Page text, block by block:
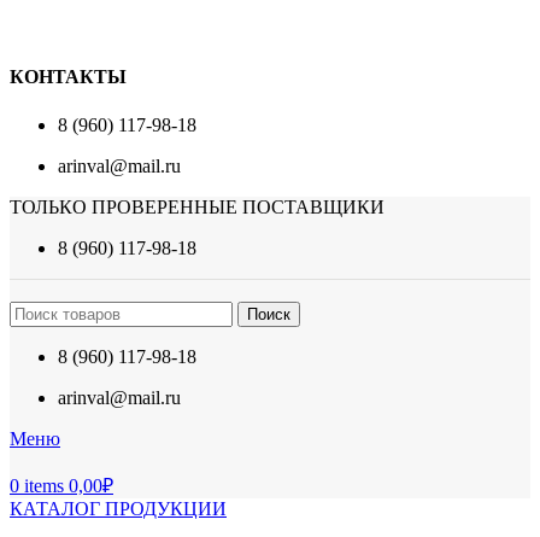
КОНТАКТЫ
8 (960) 117-98-18
arinval@mail.ru
ТОЛЬКО ПРОВЕРЕННЫЕ ПОСТАВЩИКИ
8 (960) 117-98-18
Поиск
8 (960) 117-98-18
arinval@mail.ru
Меню
0 items 0,00₽
КАТАЛОГ ПРОДУКЦИИ